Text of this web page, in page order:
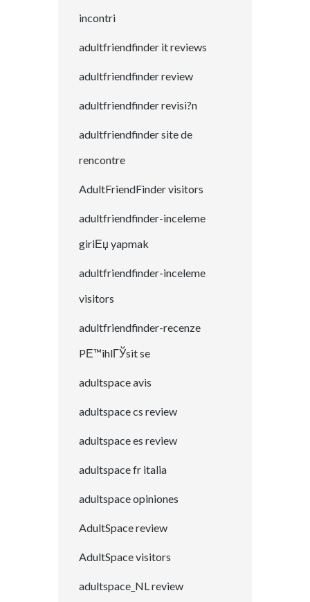
incontri
adultfriendfinder it reviews
adultfriendfinder review
adultfriendfinder revisi?n
adultfriendfinder site de
rencontre
AdultFriendFinder visitors
adultfriendfinder-inceleme
giriЕџ yapmak
adultfriendfinder-inceleme
visitors
adultfriendfinder-recenze
PЕ™ihlГЎsit se
adultspace avis
adultspace cs review
adultspace es review
adultspace fr italia
adultspace opiniones
AdultSpace review
AdultSpace visitors
adultspace_NL review